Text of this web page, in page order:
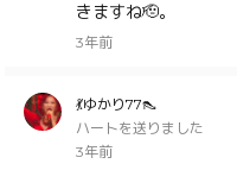
きますね🫡。
3年前
💃ゆかり77👠
ハートを送りました
3年前